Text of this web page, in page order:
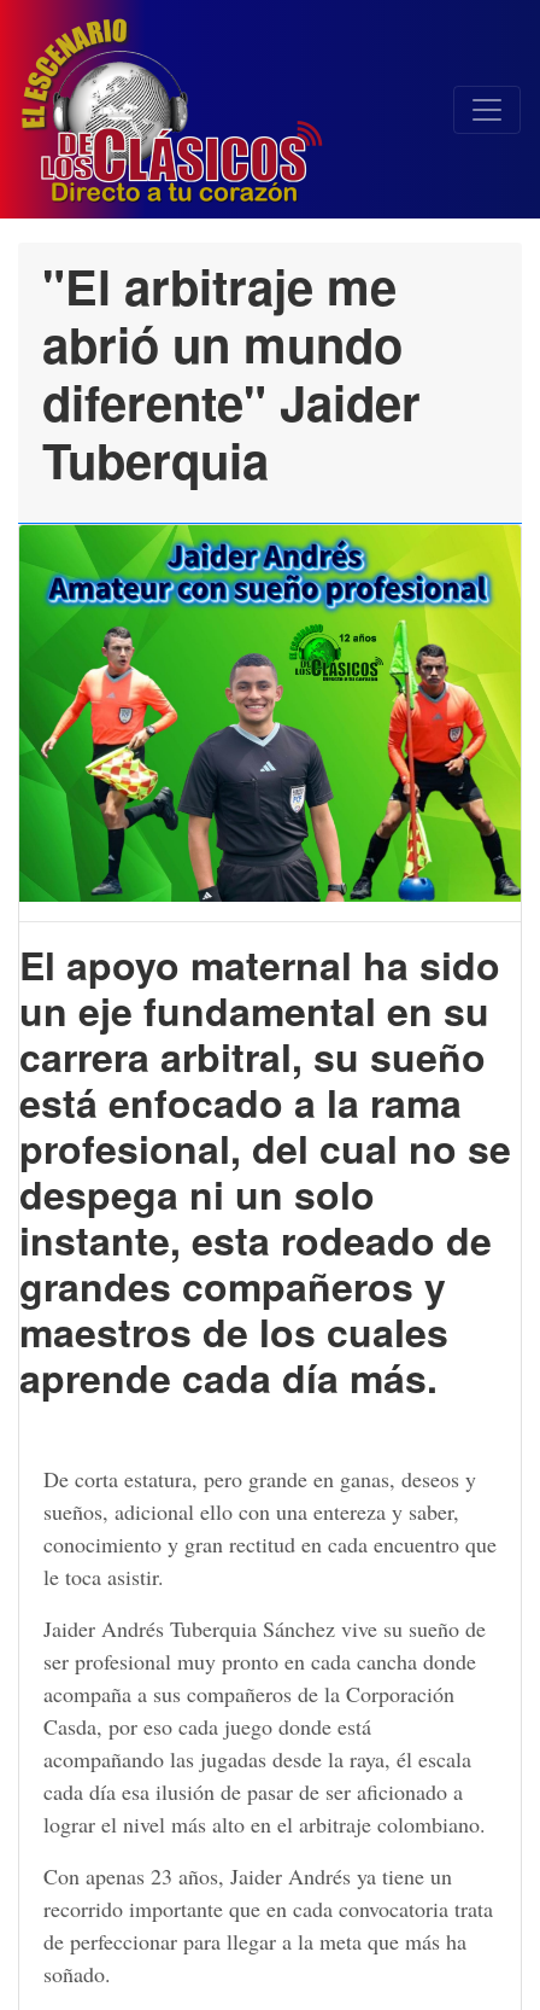
"El arbitraje me
abrió un mundo
diferente" Jaider
Tuberquia
El apoyo maternal ha sido
un eje fundamental en su
carrera arbitral, su sueño
está enfocado a la rama
profesional, del cual no se
despega ni un solo
instante, esta rodeado de
grandes compañeros y
maestros de los cuales
aprende cada día más.
De corta estatura, pero grande en ganas, deseos y
sueños, adicional ello con una entereza y saber,
conocimiento y gran rectitud en cada encuentro que
le toca asistir.
Jaider Andrés Tuberquia Sánchez vive su sueño de
ser profesional muy pronto en cada cancha donde
acompaña a sus compañeros de la Corporación
Casda, por eso cada juego donde está
acompañando las jugadas desde la raya, él escala
cada día esa ilusión de pasar de ser aficionado a
lograr el nivel más alto en el arbitraje colombiano.
Con apenas 23 años, Jaider Andrés ya tiene un
recorrido importante que en cada convocatoria trata
de perfeccionar para llegar a la meta que más ha
soñado.